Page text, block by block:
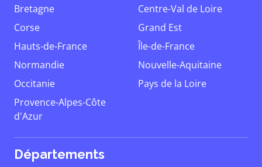
Bretagne
Centre-Val de Loire
Corse
Grand Est
Hauts-de-France
Île-de-France
Normandie
Nouvelle-Aquitaine
Occitanie
Pays de la Loire
Provence-Alpes-Côte
d'Azur
Départements